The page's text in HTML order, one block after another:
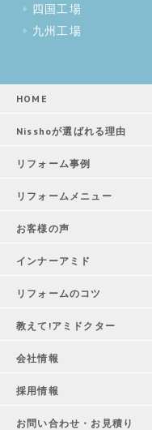
四国工場
九州工場
HOME
Nisshoが選ばれる理由
リフォーム事例
リフォームメニュー
お客様の声
インナーアミド
リフォームのコツ
教えて!アミドクター
会社情報
採用情報
お問い合わせ・お見積り